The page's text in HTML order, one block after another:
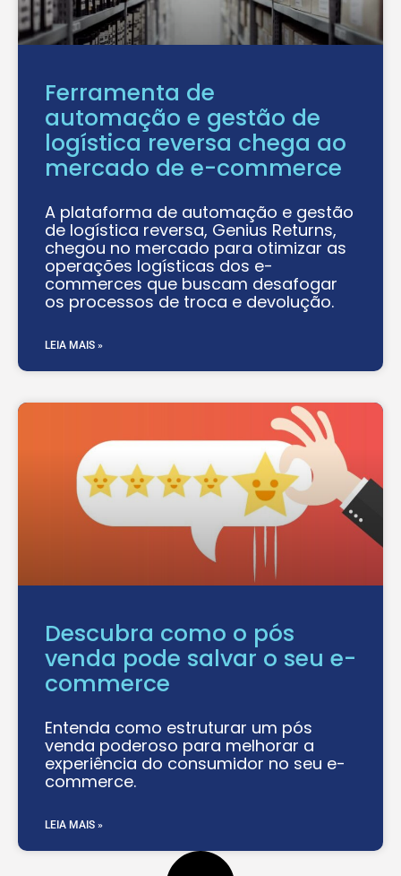
Ferramenta de
automação e gestão de
logística reversa chega ao
mercado de e-commerce
A plataforma de automação e gestão
de logística reversa, Genius Returns,
chegou no mercado para otimizar as
operações logísticas dos e-
commerces que buscam desafogar
os processos de troca e devolução.
LEIA MAIS »
Descubra como o pós
venda pode salvar o seu e-
commerce
Entenda como estruturar um pós
venda poderoso para melhorar a
experiência do consumidor no seu e-
commerce.
LEIA MAIS »